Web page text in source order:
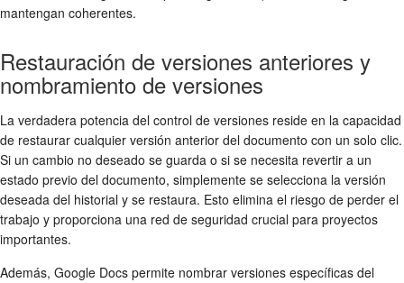
mantengan coherentes.
Restauración de versiones anteriores y
nombramiento de versiones
La verdadera potencia del control de versiones reside en la capacidad
de restaurar cualquier versión anterior del documento con un solo clic.
Si un cambio no deseado se guarda o si se necesita revertir a un
estado previo del documento, simplemente se selecciona la versión
deseada del historial y se restaura. Esto elimina el riesgo de perder el
trabajo y proporciona una red de seguridad crucial para proyectos
importantes.
Además, Google Docs permite nombrar versiones específicas del